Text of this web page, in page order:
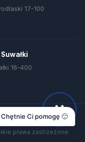
17-100
16-400
KONTAKT
prawa zastrzeżone.
Chętnie Ci pomogę 🙂